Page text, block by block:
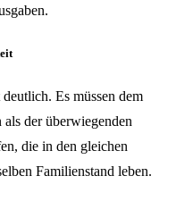
Es müssen dem
der überwiegenden
die in den gleichen
Familienstand leben.